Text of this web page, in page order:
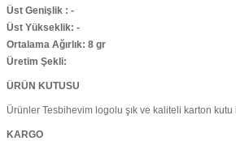
Üst Genişlik : -
Üst Yükseklik: -
Ortalama Ağırlık: 8 gr
Üretim Şekli:
ÜRÜN KUTUSU
Ürünler Tesbihevim logolu şık ve kaliteli karton
KARGO